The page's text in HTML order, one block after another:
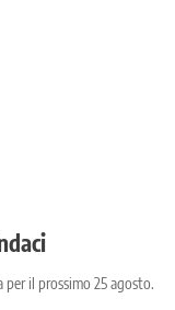
il prossimo 25 agosto.